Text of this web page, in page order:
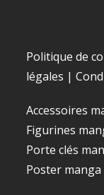
Politique de
légales |
Accessoires
Figurines
Porte clés
Poster manga